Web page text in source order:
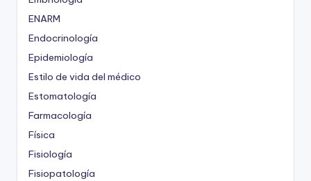
ENARM
Endocrinología
Epidemiología
Estilo de vida del médico
Estomatología
Farmacología
Física
Fisiología
Fisiopatología